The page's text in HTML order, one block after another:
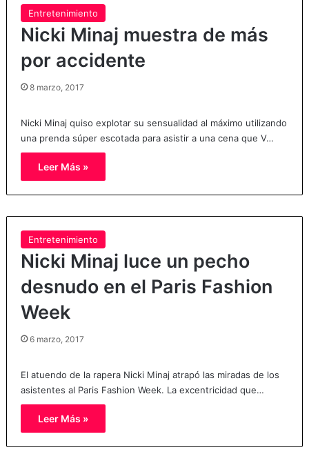
Entretenimiento
Nicki Minaj muestra de más
por accidente
8 marzo, 2017
Nicki Minaj quiso explotar su sensualidad al máximo utilizando
una prenda súper escotada para asistir a una cena que V…
Leer Más »
Entretenimiento
Nicki Minaj luce un pecho
desnudo en el Paris Fashion
Week
6 marzo, 2017
El atuendo de la rapera Nicki Minaj atrapó las miradas de los
asistentes al Paris Fashion Week. La excentricidad que…
Leer Más »